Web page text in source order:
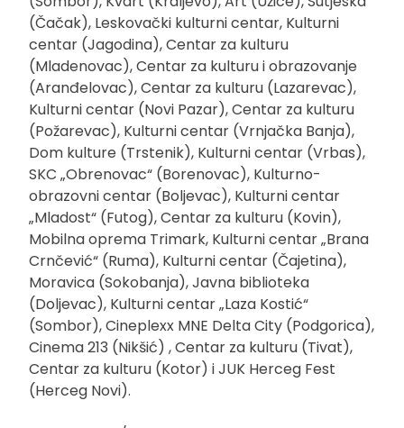
(Čačak), Leskovački kulturni centar, Kulturni
centar (Jagodina), Centar za kulturu
(Mladenovac), Centar za kulturu i obrazovanje
(Aranđelovac), Centar za kulturu (Lazarevac),
Kulturni centar (Novi Pazar), Centar za kulturu
(Požarevac), Kulturni centar (Vrnjačka Banja),
Dom kulture (Trstenik), Kulturni centar (Vrbas),
SKC „Obrenovac“ (Borenovac), Kulturno-
obrazovni centar (Boljevac), Kulturni centar
„Mladost“ (Futog), Centar za kulturu (Kovin),
Mobilna oprema Trimark, Kulturni centar „Brana
Crnčević“ (Ruma), Kulturni centar (Čajetina),
Moravica (Sokobanja), Javna biblioteka
(Doljevac), Kulturni centar „Laza Kostić“
(Sombor), Cineplexx MNE Delta City (Podgorica),
Cinema 213 (Nikšić) , Centar za kulturu (Tivat),
Centar za kulturu (Kotor) i JUK Herceg Fest
(Herceg Novi).